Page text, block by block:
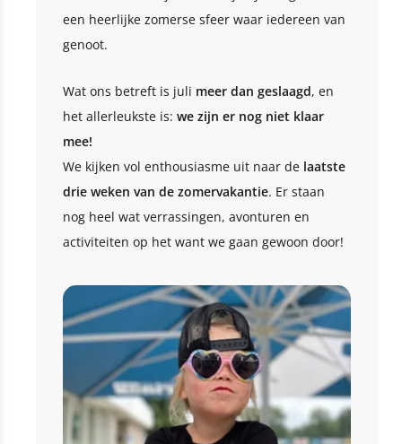
een heerlijke zomerse sfeer waar iedereen van
genoot.
Wat ons betreft is juli meer dan geslaagd, en
het allerleukste is: we zijn er nog niet klaar
mee!
We kijken vol enthousiasme uit naar de laatste
drie weken van de zomervakantie. Er staan
nog heel wat verrassingen, avonturen en
activiteiten op het want we gaan gewoon door!